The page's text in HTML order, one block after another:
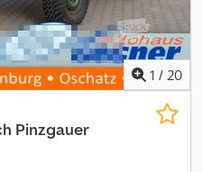
1 / 20
Pinzgauer